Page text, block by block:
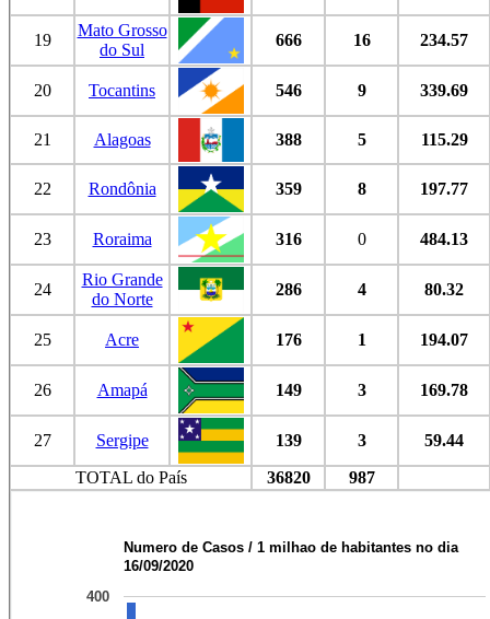
19
Mato Grosso
do Sul
666 16 234.57
20 Tocantins 546 9 339.69
21 Alagoas 388 5 115.29
22 Rondônia 359 8 197.77
23 Roraima 316 0 484.13
24
Rio Grande
do Norte
286 4 80.32
25 Acre 176 1 194.07
26 Amapá 149 3 169.78
27 Sergipe 139 3
59.44
TOTAL do País
36820 987
Numero de Casos / 1 milhao de habitantes no dia
16/09/2020
400